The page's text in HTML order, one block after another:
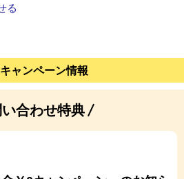
る
ャンペーン情報
合わせ特典